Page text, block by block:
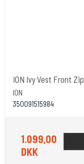
ION Ivy Vest Front Zip
ION
350091515984
1.099,00
DKK